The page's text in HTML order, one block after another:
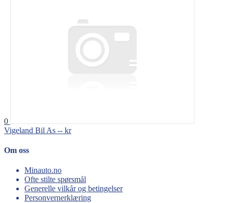
0
Vigeland Bil As -- kr
Om oss
Minauto.no
Ofte stilte spørsmål
Generelle vilkår og betingelser
Personvernerklæring